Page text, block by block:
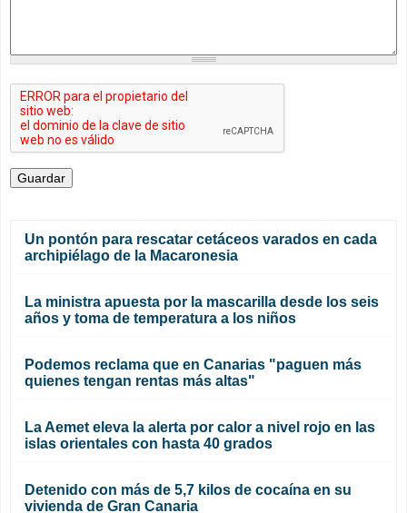
Un pontón para rescatar cetáceos varados en cada
archipiélago de la Macaronesia
La ministra apuesta por la mascarilla desde los seis
años y toma de temperatura a los niños
Podemos reclama que en Canarias "paguen más
quienes tengan rentas más altas"
La Aemet eleva la alerta por calor a nivel rojo en las
islas orientales con hasta 40 grados
Detenido con más de 5,7 kilos de cocaína en su
vivienda de Gran Canaria